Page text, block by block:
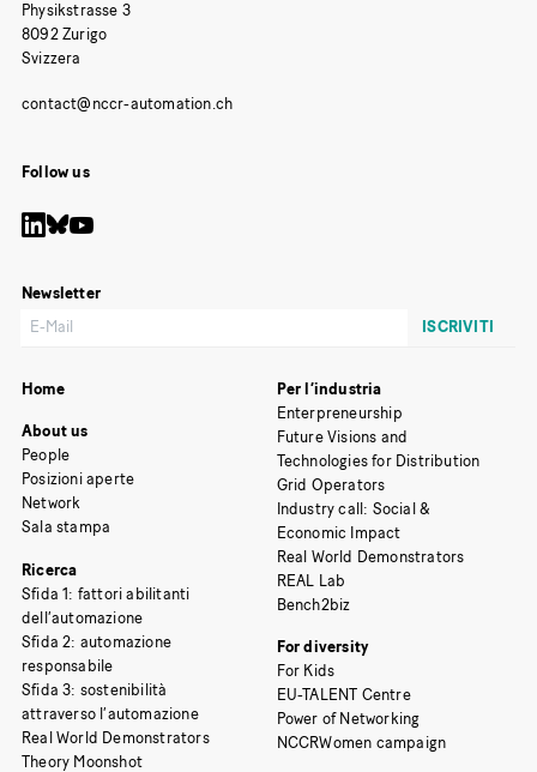
Physikstrasse 3
8092 Zurigo
Svizzera
Follow us
Newsletter
Home
About us
People
Posizioni aperte
Network
Sala stampa
Ricerca
Sfida 1: fattori abilitanti
dell’automazione
Sfida 2: automazione
responsabile
Sfida 3: sostenibilità
attraverso l’automazione
Real World Demonstrators
Theory Moonshot
Per l’industria
Enterpreneurship
Future Visions and
Technologies for Distribution
Grid Operators
Industry call: Social &
Economic Impact
Real World Demonstrators
REAL Lab
Bench2biz
For diversity
For Kids
EU-TALENT Centre
Power of Networking
NCCRWomen campaign